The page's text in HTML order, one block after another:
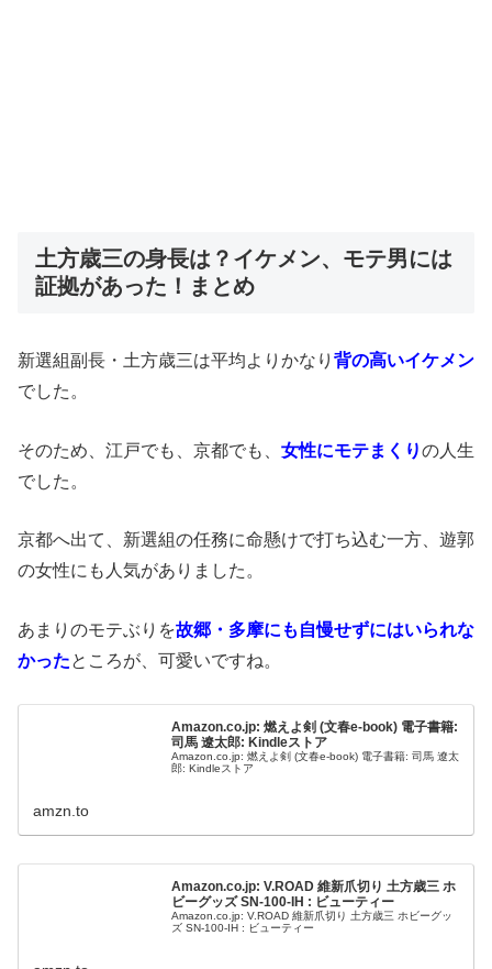
土方歳三の身長は？イケメン、モテ男には
証拠があった！まとめ
新選組副長・土方歳三は平均よりかなり 背の高いイケメン
でした。
そのため、江戸でも、京都でも、 女性にモテまくりの人生
でした。
京都へ出て、新選組の任務に命懸けで打ち込む一方、遊郭
の女性にも人気がありました。
あまりのモテぶりを故郷・多摩にも自慢せずにはいられな
かったところが、可愛いですね。
Amazon.co.jp: 燃えよ剣 (文春e-book) 電子書籍:
司馬 遼太郎: Kindleストア
Amazon.co.jp: 燃えよ剣 (文春e-book) 電子書籍: 司馬 遼太
郎: Kindleストア
amzn.to
Amazon.co.jp: V.ROAD 維新爪切り 土方歳三 ホ
ビーグッズ SN-100-IH : ビューティー
Amazon.co.jp: V.ROAD 維新爪切り 土方歳三 ホビーグッ
ズ SN-100-IH : ビューティー